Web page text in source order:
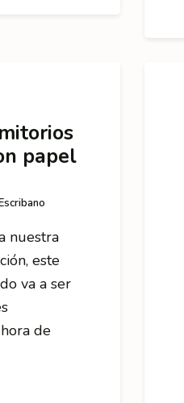
papel
nuestra
este
va a ser
de